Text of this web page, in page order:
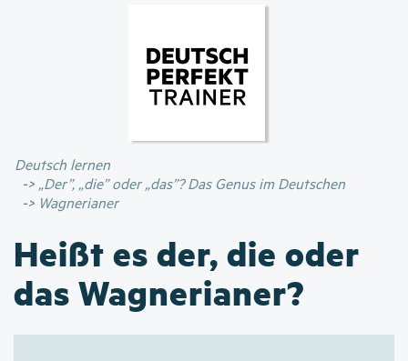
Inhalt
Deutsch lernen
„Der”, „die” oder „das”? Das Genus im Deutschen
Wagnerianer
Heißt es der, die oder
das Wagnerianer?